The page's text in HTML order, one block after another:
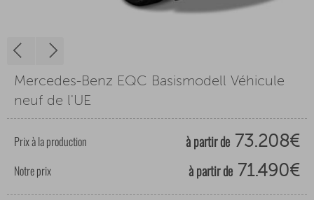
Mercedes-Benz EQC Basismodell Véhicule
neuf de l'UE
Prix à la production à partir de 73.208€
Notre prix à partir de 71.490€